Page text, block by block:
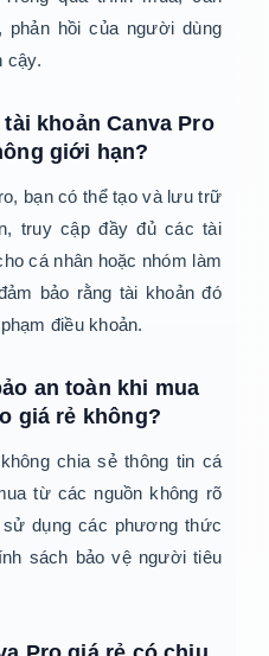
hồi của người dùng
cậy.
khoản Canva Pro
giới hạn?
bạn có thể tạo và lưu trữ
truy cập đầy đủ các tài
cá nhân hoặc nhóm làm
bảo rằng tài khoản đó
điều khoản.
an toàn khi mua
giá rẻ không?
chia sẻ thông tin cá
từ các nguồn không rõ
sử dụng các phương thức
sách bảo vệ người tiêu